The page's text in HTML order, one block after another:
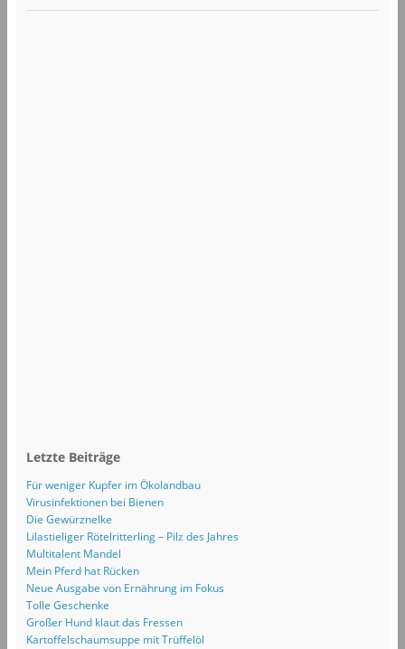
Letzte Beiträge
Für weniger Kupfer im Ökolandbau
Virusinfektionen bei Bienen
Die Gewürznelke
Lilastieliger Rötelritterling – Pilz des Jahres
Multitalent Mandel
Mein Pferd hat Rücken
Neue Ausgabe von Ernährung im Fokus
Tolle Geschenke
Großer Hund klaut das Fressen
Kartoffelschaumsuppe mit Trüffelöl